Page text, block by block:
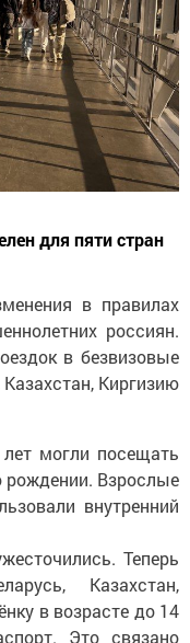
для пяти стран
в правилах
россиян.
в безвизовые
Киргизию
могли посещать
рождении. Взрослые
внутренний
Теперь
Казахстан,
в возрасте до 14
Это связано